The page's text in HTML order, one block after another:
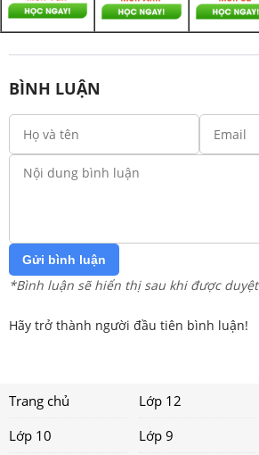
BÌNH LUẬN
Gửi bình luận
*Bình luận sẽ hiển thị sau khi được duyệt
Hãy trở thành người đầu tiên bình luận!
Trang chủ Lớp 12
Lớp 10
Lớp 9